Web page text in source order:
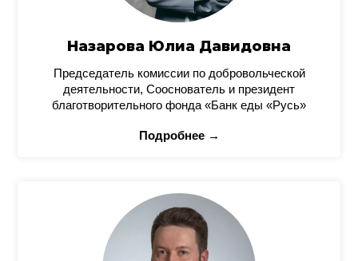
Назарова Юлиа Давидовна
Председатель комиссии по добровольческой
деятельности, Сооснователь и президент
благотворительного фонда «Банк еды «Русь»
Подробнее →